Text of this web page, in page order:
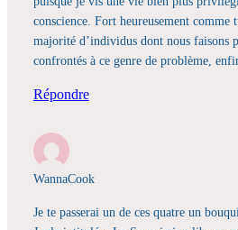
conscience. Fort heureusement comme
majorité d’individus dont nous faisons
confrontés à ce genre de problème,
Répondre
WannaCook
Je te passerai un de ces quatre un